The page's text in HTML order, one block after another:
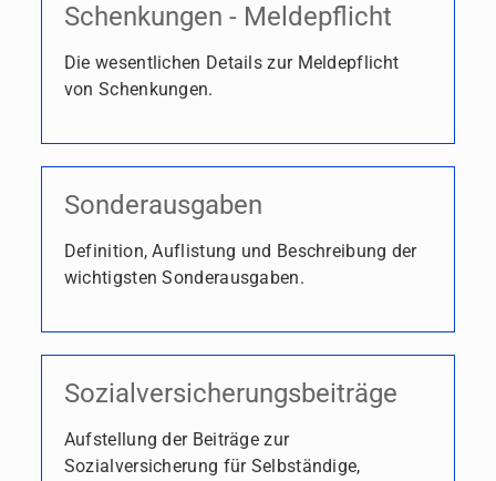
Schenkungen - Meldepflicht
Die wesentlichen Details zur Meldepflicht
von Schenkungen.
Sonderausgaben
Definition, Auflistung und Beschreibung der
wichtigsten Sonderausgaben.
Sozialversicherungsbeiträge
Aufstellung der Beiträge zur
Sozialversicherung für Selbständige,